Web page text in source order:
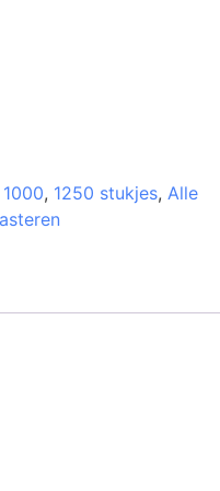
1000, 1250 stukjes, Alle